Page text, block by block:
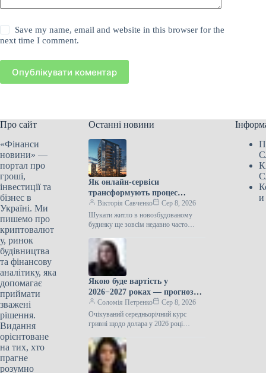
Save my name, email and website in this browser for the
next time I comment.
Опублікувати коментар
Про сайт
«Фінанси
новини» —
портал про
гроші,
інвестиції та
бізнес в
Україні. Ми
пишемо про
криптовалют
у, ринок
будівництва
та фінансову
аналітику, яка
допомагає
приймати
зважені
рішення.
Видання
орієнтоване
на тих, хто
прагне
розумно
Останні новини
Як онлайн-сервіси
трансформують процес
пошуку новобудов в Україні
Вікторія Савченко
Сер 8, 2026
Шукати житло в новозбудованому
будинку ще зовсім недавно часто
повторювані оголошення, дзвінки за
застарілими номерами та…
Якою буде вартість у
2026−2027 роках — прогноз
ЦЕССоломія Петренко
Сер 8, 2026
Очікуваний середньорічний курс
гривні щодо долара у 2026 році
2026−2027 років спостерігатиметься
подальше зростання курсу…
и